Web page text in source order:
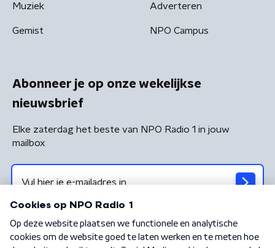
Muziek
Gemist
Adverteren
NPO Campus
Abonneer je op onze wekelijkse
nieuwsbrief
Elke zaterdag het beste van NPO Radio 1 in jouw
mailbox